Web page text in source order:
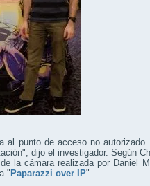
al punto de acceso no
dijo el investigador. Según
la cámara realizada por Daniel
" Paparazzi over IP".